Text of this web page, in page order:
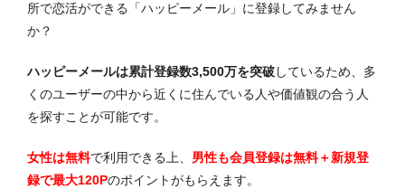
所で恋活ができる「ハッピーメール」に登録してみません
か？
ハッピーメールは累計登録数3,500万を突破しているため、多
くのユーザーの中から近くに住んでいる人や価値観の合う人
を探すことが可能です。
女性は無料で利用できる上、 男性も会員登録は無料＋新規登
録で最大120Pのポイントがもらえます。